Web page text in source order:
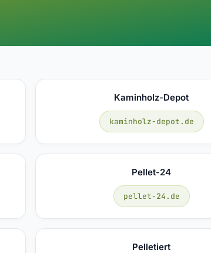
Kaminholz-Depot
kaminholz-depot.de
Pellet-24
pellet-24.de
Pelletiert